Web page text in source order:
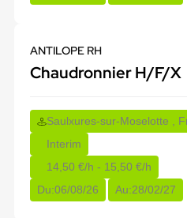
ANTILOPE RH
Chaudronnier H/F/X
Saulxures-sur-Moselotte ,
Interim
14,50 €/h - 15,50 €/h
Du:06/08/26 Au:28/02/27